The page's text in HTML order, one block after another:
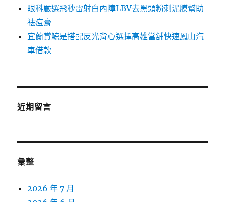
眼科嚴選飛秒雷射白內障LBV去黑頭粉刺泥膜幫助
祛痘膏
宜蘭賞鯨是搭配反光背心選擇高雄當舖快速鳳山汽
車借款
近期留言
彙整
2026 年 7 月